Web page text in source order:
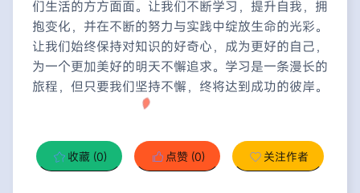
们生活的方方面面。让我们不断学习，提升自我，拥
抱变化，并在不断的努力与实践中绽放生命的光彩。
让我们始终保持对知识的好奇心，成为更好的自己，
为一个更加美好的明天不懈追求。学习是一条漫长的
旅程，但只要我们坚持不懈，终将达到成功的彼岸。
收藏 (0) 点赞 (0) 关注作者